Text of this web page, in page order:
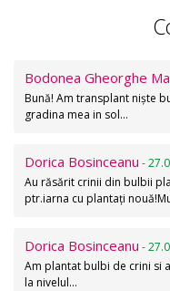
Bodonea Gheorghe
Bună! Am transplant niște
gradina mea in sol…
Dorica Bosinceanu -
Au răsărit crinii din bulbii
ptr.iarna cu plantați
Dorica Bosinceanu -
Am plantat bulbi de crini si
la nivelul…